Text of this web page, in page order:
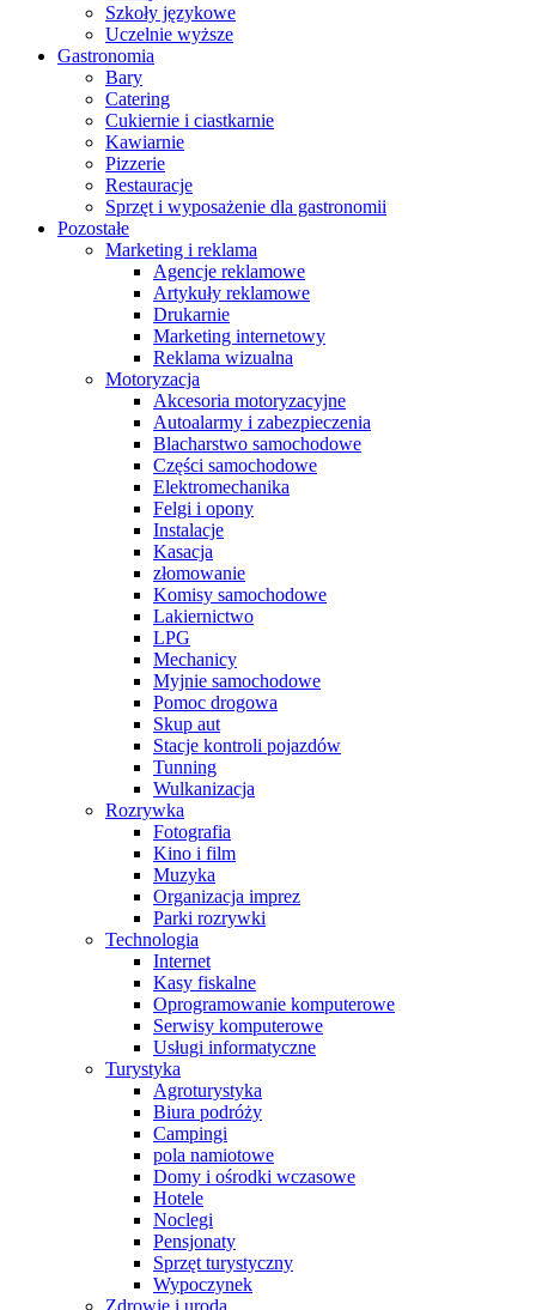
Szkoły językowe
Uczelnie wyższe
Gastronomia
Bary
Catering
Cukiernie i ciastkarnie
Kawiarnie
Pizzerie
Restauracje
Sprzęt i wyposażenie dla gastronomii
Pozostałe
Marketing i reklama
Agencje reklamowe
Artykuły reklamowe
Drukarnie
Marketing internetowy
Reklama wizualna
Motoryzacja
Akcesoria motoryzacyjne
Autoalarmy i zabezpieczenia
Blacharstwo samochodowe
Części samochodowe
Elektromechanika
Felgi i opony
Instalacje
Kasacja
złomowanie
Komisy samochodowe
Lakiernictwo
LPG
Mechanicy
Myjnie samochodowe
Pomoc drogowa
Skup aut
Stacje kontroli pojazdów
Tunning
Wulkanizacja
Rozrywka
Fotografia
Kino i film
Muzyka
Organizacja imprez
Parki rozrywki
Technologia
Internet
Kasy fiskalne
Oprogramowanie komputerowe
Serwisy komputerowe
Usługi informatyczne
Turystyka
Agroturystyka
Biura podróży
Campingi
pola namiotowe
Domy i ośrodki wczasowe
Hotele
Noclegi
Pensjonaty
Sprzęt turystyczny
Wypoczynek
Zdrowie i uroda